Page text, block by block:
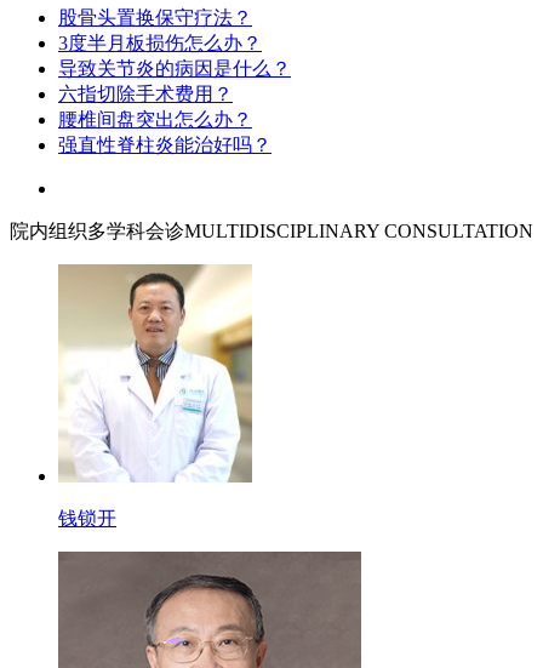
股骨头置换保守疗法？
3度半月板损伤怎么办？
导致关节炎的病因是什么？
六指切除手术费用？
腰椎间盘突出怎么办？
强直性脊柱炎能治好吗？
院内组织多学科会诊MULTIDISCIPLINARY CONSULTATION
钱锁开